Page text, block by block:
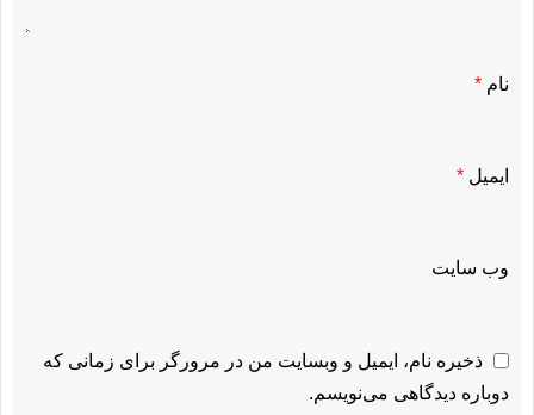
نام *
ایمیل *
وب‌ سایت
ذخیره نام، ایمیل و وبسایت من در مرورگر برای زمانی که
دوباره دیدگاهی می‌نویسم.